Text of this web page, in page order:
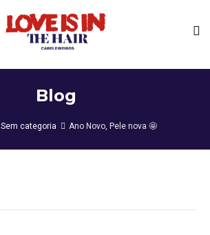
Blog
Sem categoria Ano Novo, Pele nova 🤩